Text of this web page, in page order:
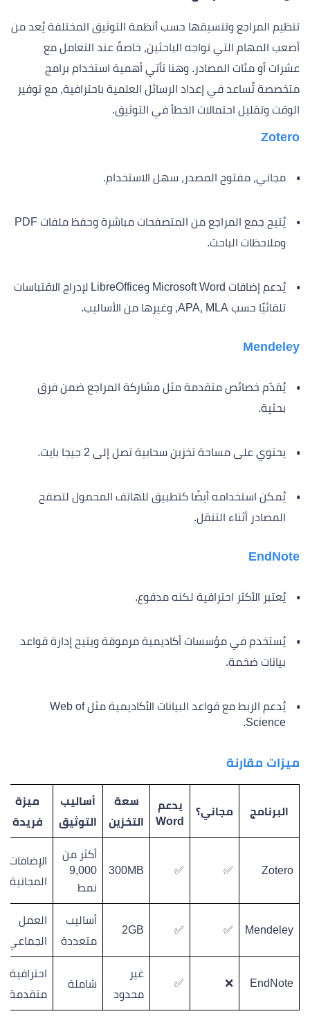
تنظيم المراجع وتنسيقها حسب أنظمة التوثيق المختلفة يُعد من
أصعب المهام التي تواجه الباحثين، خاصةً عند التعامل مع
عشرات أو مئات المصادر. وهنا تأتي أهمية استخدام برامج
متخصصة تُساعد في إعداد الرسائل العلمية باحترافية، مع توفير
الوقت وتقليل احتمالات الخطأ في التوثيق.
Zotero
مجاني، مفتوح المصدر، سهل الاستخدام.
يُتيح جمع المراجع من المتصفحات مباشرة وحفظ ملفات PDF
وملاحظات الباحث.
يُدعم إضافات Microsoft Word وLibreOffice لإدراج الاقتباسات
تلقائيًا حسب APA، MLA، وغيرها من الأساليب.
Mendeley
يُقدّم خصائص متقدمة مثل مشاركة المراجع ضمن فرق
بحثية.
يحتوي على مساحة تخزين سحابية تصل إلى 2 جيجا بايت.
يُمكن استخدامه أيضًا كتطبيق للهاتف المحمول لتصفح
المصادر أثناء التنقل.
EndNote
يُعتبر الأكثر احترافية لكنه مدفوع.
يُستخدم في مؤسسات أكاديمية مرموقة ويتيح إدارة قواعد
بيانات ضخمة.
يُدعم الربط مع قواعد البيانات الأكاديمية مثل Web of
Science.
ميزات مقارنة
البرنامج مجاني؟
يدعم
Word
سعة
التخزين
أساليب
التوثيق
ميزة
فريدة
Zotero
✅
✅
300MB
أكثر من
9,000
نمط
الإضافات
المجانية
Mendeley
✅
✅
2GB
أساليب
متعددة
العمل
الجماعي
EndNote
❌
✅
غير
محدود
شاملة
احترافية
متقدمة